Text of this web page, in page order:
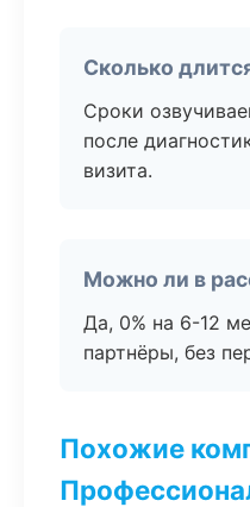
Сколько
Сроки
после
визита.
Можно ли в
Да, 0% на 6-12
партнёры, без
Похожие